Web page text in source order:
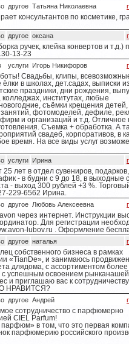
другое Татьяна Николаевна
консультантов по косметике,
другое оксана
ручек, клейка конвертов и т.д.)
13-23
услуги Игорь Никифоров
Свадьбы, клипы,
ёлки в школах, дет.садах, выписки
праздники, дни рождения,
колледжах, институтах, любые
съëмки крещения детей,
занятий, фотомоделей, дефиле,
и организаций и т.д. Отличное
Съемка + обработка. А
свадеб, корпоративов, в
время. На все виды услуг
услуги Ирина
лет в отдел сувениров, подарков,
- в будни с 9 до 18, в выходные
- выход 300 рублей +3 %.
229-6562 Ирина.
другое Любовь Алексеевна
через интернет. Инструкции
Для регистрации
lubov.ru . Оформление
другое наталья
собственного бизнеса в рамках
«TianDe», и занимаюсь
длядома, с ассортиментом
с успешным освоением
и приглашаю вас к
НРАВИТСЯ?
другое Андрей
сотрудничество с парфюмерно
CIEL Parfum!
в том, что это первая
парфюмерию российского